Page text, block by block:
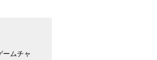
ームチャ